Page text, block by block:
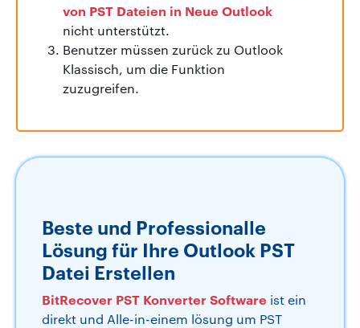
von PST Dateien in Neue Outlook
nicht unterstützt.
Benutzer müssen zurück zu Outlook
Klassisch, um die Funktion
zuzugreifen.
Beste und Professionalle
Lösung für Ihre Outlook PST
Datei Erstellen
BitRecover PST Konverter Software ist ein
direkt und Alle-in-einem lösung um PST